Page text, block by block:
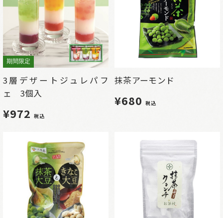
期間限定
3層デザートジュレパフ
ェ 3個入
¥972税込
抹茶アーモンド
¥680税込